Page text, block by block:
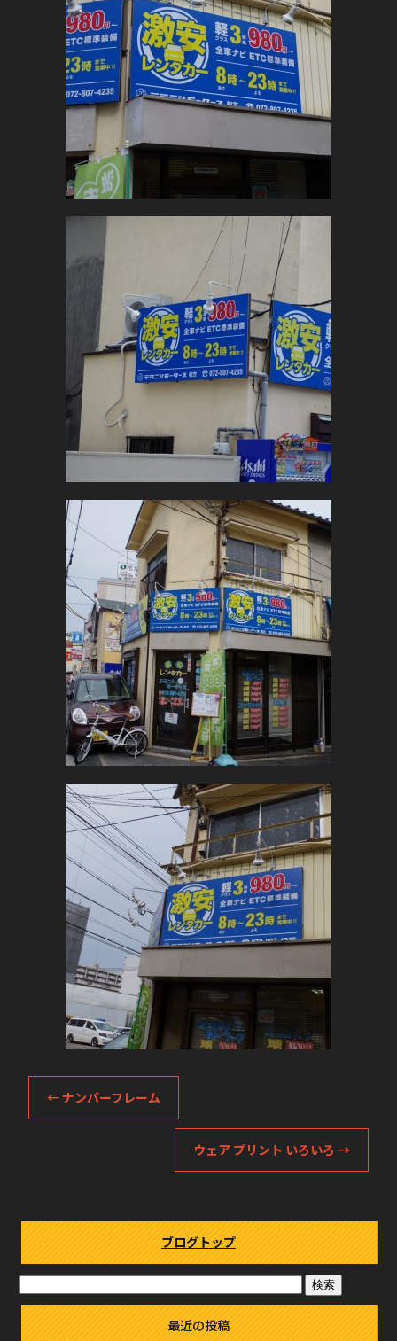
←ナンバーフレーム
ウェア プリント いろいろ →
ブログトップ
最近の投稿